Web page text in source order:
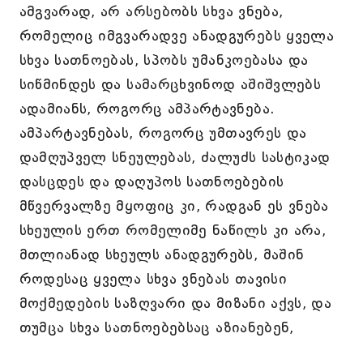
ამგვარად, არ არსებობს სხვა ვნება,
რომელიც იმგვარადვე ანადგურებს ყველა
სხვა სათნოებას, სპობს უმანკოებასა და
სიწმინდეს და სამარცხვინოდ აშიშვლებს
ადამიანს, როგორც ამპარტავნება.
ამპარტავნებას, როგორც უმთავრეს და
დამღუპველ სნეულებას, ძალუძს სასტიკად
დასცდეს და დაღუპოს სათნოებების
მწვერვალზე მყოფიც კი, რადგან ეს ვნება
სხეულის ერთ რომელიმე ნაწილს კი არა,
მთლიანად სხეულს ანადგურებს, მაშინ
როდესაც ყველა სხვა ვნებას თავისი
მოქმედების საზღვარი და მიზანი აქვს, და
თუმცა სხვა სათნოებებსაც აზიანებენ,